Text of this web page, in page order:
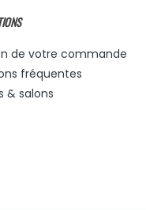
de votre commande
fréquentes
& salons